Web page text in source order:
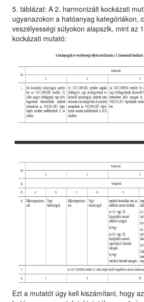
5. táblázat: A 2. harmonizált kockázati
ugyanazokon a hatóanyag kategóriákon,
veszélyességi súlyokon alapszik, mint az
kockázati mutató:
Ezt a mutatót úgy kell kiszámítani, hogy